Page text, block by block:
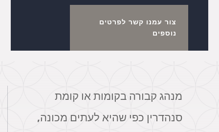
צור עמנו קשר לפרטים
נוספים
מנהג קבורה בקומות או קומת
סנהדרין כפי שהיא לעתים מכונה,